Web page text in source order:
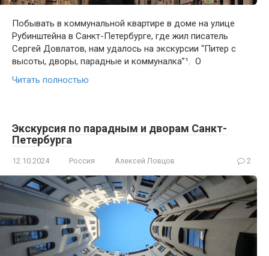
Побывать в коммунальной квартире в доме на улице
Рубинштейна в Санкт-Петербурге, где жил писатель
Сергей Довлатов, нам удалось на экскурсии “Питер с
высоты, дворы, парадные и коммуналка”¹. О
Читать полностью
Экскурсия по парадным и дворам Санкт-
Петербурга
12.10.2024 Россия Алексей Ловцов 2